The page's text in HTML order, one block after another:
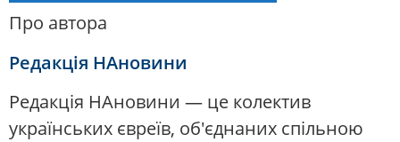
Про автора
Редакція НАновини
Редакція НАновини — це колектив
українських євреїв, об'єднаних спільною